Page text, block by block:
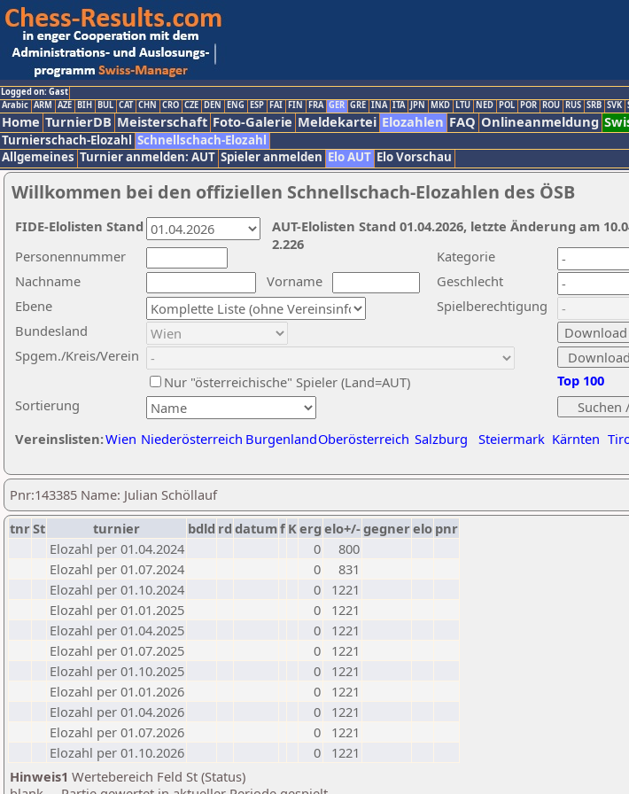
Logged on: Gast
Arabic ARM AZE BIH BUL CAT CHN CRO CZE DEN ENG ESP FAI FIN FRA GER GRE INA ITA JPN MKD LTU NED POL POR ROU RUS SRB SVK
Home TurnierDB Meisterschaft Foto-Galerie Meldekartei Elozahlen FAQ Onlineanmeldung
Turnierschach-Elozahl Schnellschach-Elozahl
Allgemeines Turnier anmelden: AUT Spieler anmelden Elo AUT Elo Vorschau
Willkommen bei den offiziellen Schnellschach-Elozahlen des ÖSB
Nachname
Vorname
Ebene
Kategorie
Sortierung
Personennummer
Bundesland
Spgem./Kreis/Verein
Geschlecht
Nur "österreichische" Spieler (Land=AUT)
Spielberechtigung
Vereinslisten:Wien Niederösterreich BurgenlandOberösterreich Salzburg Steiermark Kärnten
Top 100
AUT-Elolisten Stand 01.04.2026, letzte Änderung am
2.226
FIDE-Elolisten Stand
Pnr:143385 Name: Julian Schöllauf
tnrSt turnier bdld rd datumf Kerg elo+/-gegnerelo pnr
Elozahl per 01.04.2024
0
800
Elozahl per 01.07.2024
0
831
Elozahl per 01.10.2024
0
1221
Elozahl per 01.01.2025
0
1221
Elozahl per 01.04.2025
0
1221
Elozahl per 01.07.2025
0
1221
Elozahl per 01.10.2025
0
1221
Elozahl per 01.01.2026
0
1221
Elozahl per 01.04.2026
0
1221
Elozahl per 01.07.2026
0
1221
Elozahl per 01.10.2026
0
1221
Hinweis1 Wertebereich Feld St (Status)